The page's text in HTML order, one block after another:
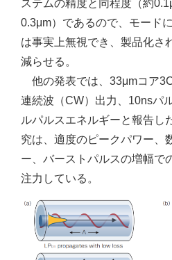
ステムの精度と同程度（約
0.3μm）であるので、モード
は事実上無視でき、製品化さ
減らせる。
他の発表では、33μmコア
連続波（CW）出力、10nsパ
ルパルスエネルギーと報告し
究は、適度のピークパワー、
ー、バーストパルスの増幅で
注力している。